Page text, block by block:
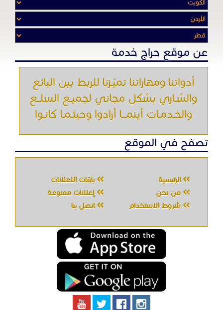
عن موقع حراج خدمة
أدواتنا ومهاراتنا تميّـزنا للربط بين البائع
والشـاري بشكل مجاني لجميـع السلــع
والخـدمـات أينمـــا أرادوا وحيثـمـا كانـوا
تصفح في الموقع
الرئيسية
باقات الإعلانات
من نحن
إعلانات ممنوعة
شروط الاستخدام
اتصل بنا